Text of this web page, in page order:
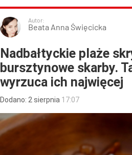
Autor:
Beata Anna Święcicka
Nadbałtyckie plaże
bursztynowe skarby.
wyrzuca ich najwięcej
Dodano: 2 sierpnia 17:07